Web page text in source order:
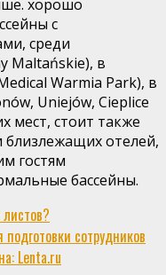
хорошо
с
среди
Maltańskie), в
Warmia Park), в
Uniejów, Cieplice
мест, стоит также
отелей,
гостям
бассейны.
сотрудников
Lenta.ru